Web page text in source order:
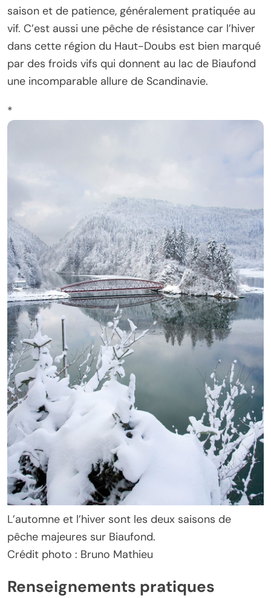
saison et de patience, généralement pratiquée au
vif. C’est aussi une pêche de résistance car l’hiver
dans cette région du Haut-Doubs est bien marqué
par des froids vifs qui donnent au lac de Biaufond
une incomparable allure de Scandinavie.
*
L’automne et l’hiver sont les deux saisons de
pêche majeures sur Biaufond.
Crédit photo : Bruno Mathieu
Renseignements pratiques